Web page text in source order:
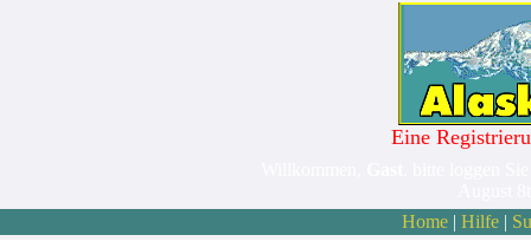
Eine
Home| Hilfe|